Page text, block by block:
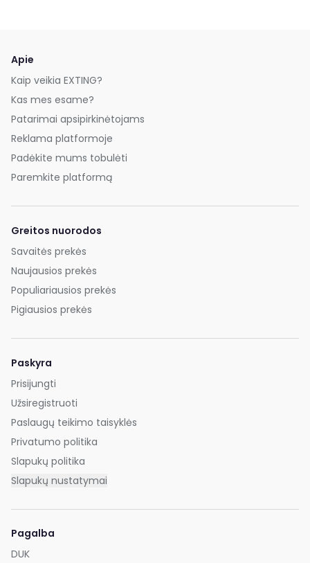
Apie
Kaip veikia EXTING?
Kas mes esame?
Patarimai apsipirkinėtojams
Reklama platformoje
Padėkite mums tobulėti
Paremkite platformą
Greitos nuorodos
Savaitės prekės
Naujausios prekės
Populiariausios prekės
Pigiausios prekės
Paskyra
Prisijungti
Užsiregistruoti
Paslaugų teikimo taisyklės
Privatumo politika
Slapukų politika
Slapukų nustatymai
Pagalba
DUK